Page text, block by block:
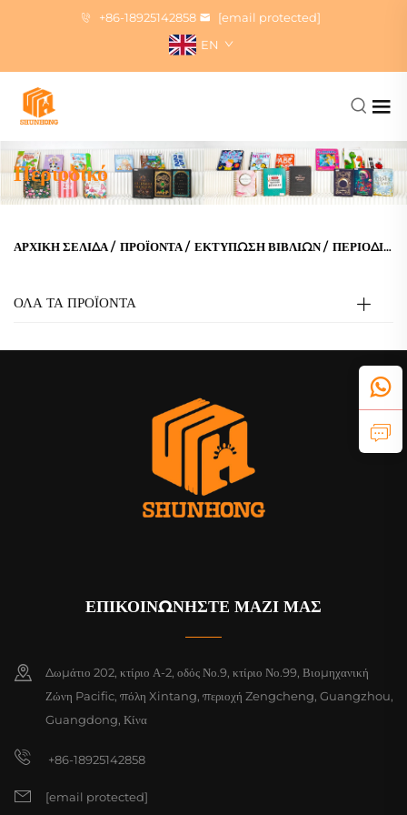
+86-18925142858
[email protected]
EN
Περιοδικό
ΑΡΧΙΚΉ ΣΕΛΊΔΑ/ ΠΡΟΪΌΝΤΑ/ ΕΚΤΎΠΩΣΗ ΒΙΒΛΊΩΝ/ ΠΕΡΙΟΔΙΚΌ
ΟΛΑ ΤΑ ΠΡΟΪΟΝΤΑ
ΕΠΙΚΟΙΝΩΝΗΣΤΕ ΜΑΖΙ ΜΑΣ
Δωμάτιο 202, κτίριο Α-2, οδός Νο.9, κτίριο Νο.99, Βιομηχανική
Ζώνη Pacific, πόλη Xintang, περιοχή Zengcheng, Guangzhou,
Guangdong, Κίνα
+86-18925142858
[email protected]